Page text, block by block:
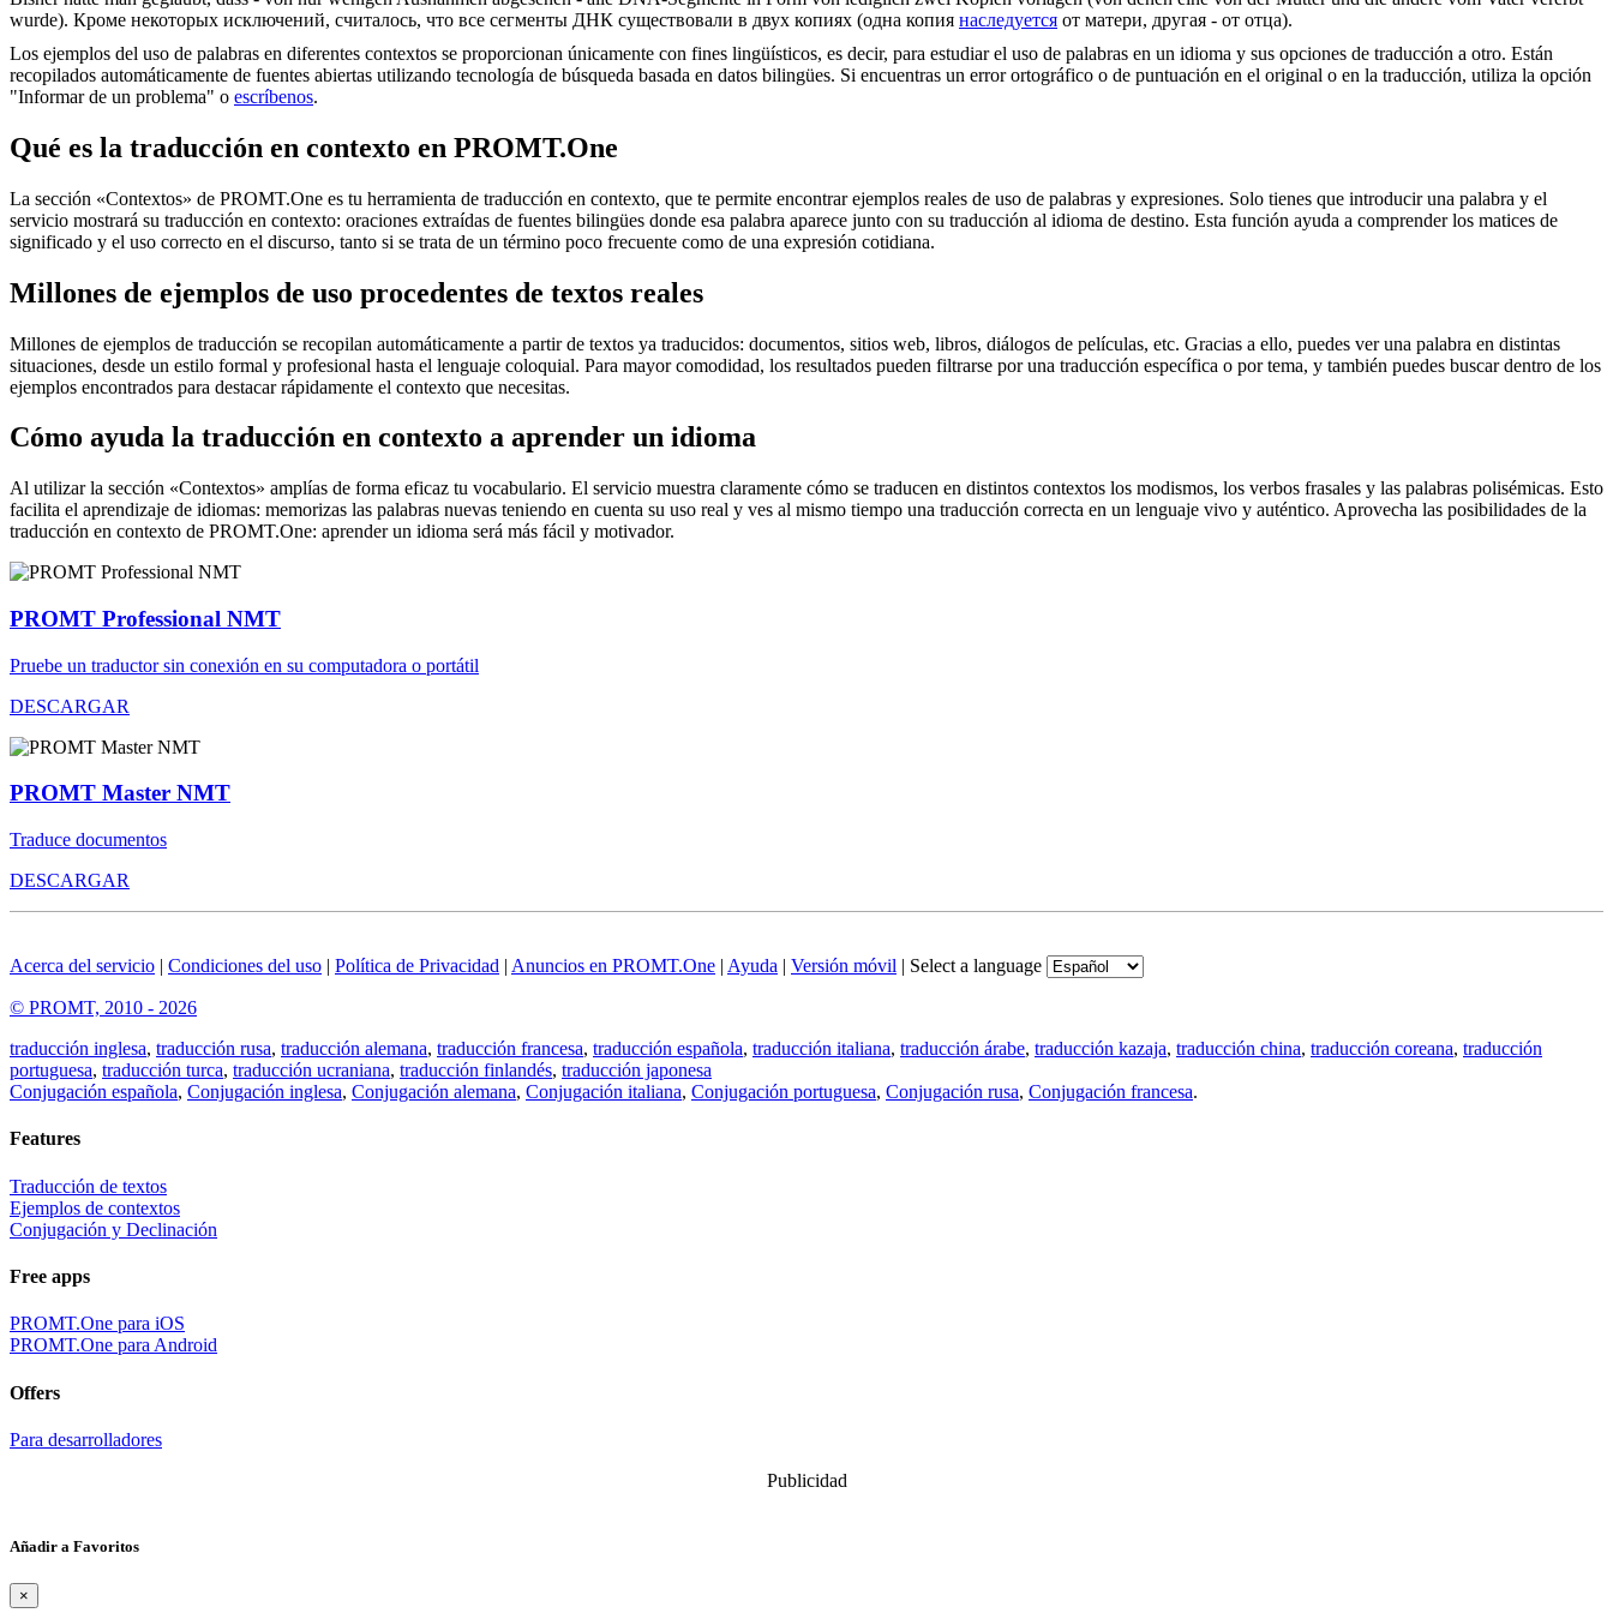
wurde). Кроме некоторых исключений, считалось, что все сегменты ДНК существовали в двух копиях (одна копия наследуется от матери, другая - от отца).
Los ejemplos del uso de palabras en diferentes contextos se proporcionan únicamente con fines lingüísticos, es decir, para estudiar el uso de palabras en un idioma y sus opciones de traducción a otro. Están
recopilados automáticamente de fuentes abiertas utilizando tecnología de búsqueda basada en datos bilingües. Si encuentras un error ortográfico o de puntuación en el original o en la traducción, utiliza la opción
"Informar de un problema" o escríbenos.
Qué es la traducción en contexto en PROMT.One
La sección «Contextos» de PROMT.One es tu herramienta de traducción en contexto, que te permite encontrar ejemplos reales de uso de palabras y expresiones. Solo tienes que introducir una palabra y el
servicio mostrará su traducción en contexto: oraciones extraídas de fuentes bilingües donde esa palabra aparece junto con su traducción al idioma de destino. Esta función ayuda a comprender los matices de
significado y el uso correcto en el discurso, tanto si se trata de un término poco frecuente como de una expresión cotidiana.
Millones de ejemplos de uso procedentes de textos reales
Millones de ejemplos de traducción se recopilan automáticamente a partir de textos ya traducidos: documentos, sitios web, libros, diálogos de películas, etc. Gracias a ello, puedes ver una palabra en distintas
situaciones, desde un estilo formal y profesional hasta el lenguaje coloquial. Para mayor comodidad, los resultados pueden filtrarse por una traducción específica o por tema, y también puedes buscar dentro de los
ejemplos encontrados para destacar rápidamente el contexto que necesitas.
Cómo ayuda la traducción en contexto a aprender un idioma
Al utilizar la sección «Contextos» amplías de forma eficaz tu vocabulario. El servicio muestra claramente cómo se traducen en distintos contextos los modismos, los verbos frasales y las palabras polisémicas. Esto
facilita el aprendizaje de idiomas: memorizas las palabras nuevas teniendo en cuenta su uso real y ves al mismo tiempo una traducción correcta en un lenguaje vivo y auténtico. Aprovecha las posibilidades de la
traducción en contexto de PROMT.One: aprender un idioma será más fácil y motivador.
PROMT Professional NMT
Pruebe un traductor sin conexión en su computadora o portátil
DESCARGAR
PROMT Master NMT
Traduce documentos
DESCARGAR
Acerca del servicio | Condiciones del uso | Política de Privacidad | Anuncios en PROMT.One | Ayuda | Versión móvil | Select a language
© PROMT, 2010 - 2026
traducción inglesa, traducción rusa, traducción alemana, traducción francesa, traducción española, traducción italiana, traducción árabe, traducción kazaja, traducción china, traducción coreana, traducción
portuguesa, traducción turca, traducción ucraniana, traducción finlandés, traducción japonesa
Conjugación española, Conjugación inglesa, Conjugación alemana, Conjugación italiana, Conjugación portuguesa, Conjugación rusa, Conjugación francesa.
Features
Traducción de textos
Ejemplos de contextos
Conjugación y Declinación
Free apps
PROMT.One para iOS
PROMT.One para Android
Offers
Para desarrolladores
Publicidad
Añadir a Favoritos
×